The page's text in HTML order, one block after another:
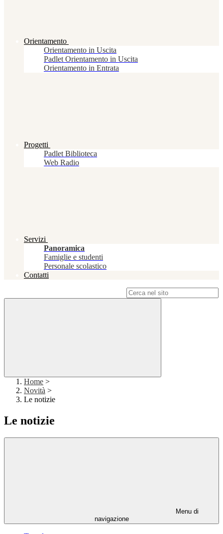
Orientamento
Orientamento in Uscita
Padlet Orientamento in Uscita
Orientamento in Entrata
Progetti
Padlet Biblioteca
Web Radio
Servizi
Panoramica
Famiglie e studenti
Personale scolastico
Contatti
Home >
Novità >
Le notizie
Le notizie
Menu di
navigazione